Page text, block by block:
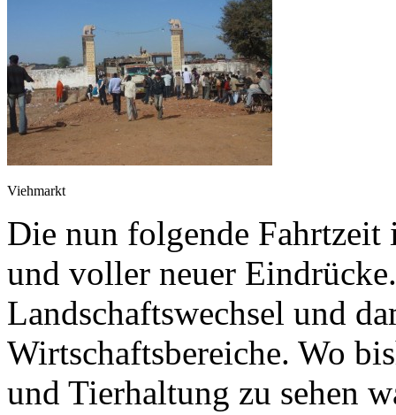
Viehmarkt
Die nun folgende Fahrtzeit
und voller neuer
Landschaftswechsel und
Wirtschaftsbereiche. Wo
und Tierhaltung zu sehen